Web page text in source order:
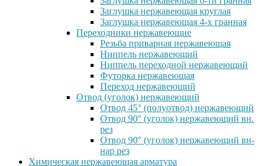
Заглушка нержавеющая круглая
Заглушка нержавеющая 4-х гранная
Переходники нержавеющие
Резьба приварная нержавеющая
Ниппель нержавеющий
Ниппель переходной нержавеющий
Футорка нержавеющая
Переход нержавеющий
Отвод (уголок) нержавеющий
Отвод 45° (полуотвод) нержавеющий
Отвод 90° (уголок) нержавеющий вн.
рез
Отвод 90° (уголок) нержавеющий вн-
нар рез
Химическая нержавеющая арматура